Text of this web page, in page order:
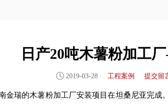
日产20吨木薯粉加工
2019-03-28 工程案例 提交留
金瑞的木薯粉加工厂安装项目在坦桑尼亚完